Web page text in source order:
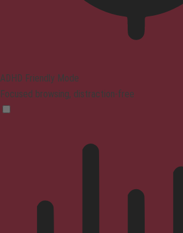
ADHD Friendly Mode
Focused browsing, distraction-free